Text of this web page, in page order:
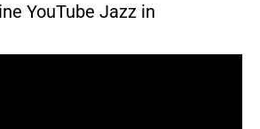
YouTube Jazz in